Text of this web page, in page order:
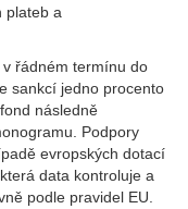
plateb a
řádném termínu do
sankcí jedno procento
následně
Podpory
evropských dotací
data kontroluje a
podle pravidel EU.